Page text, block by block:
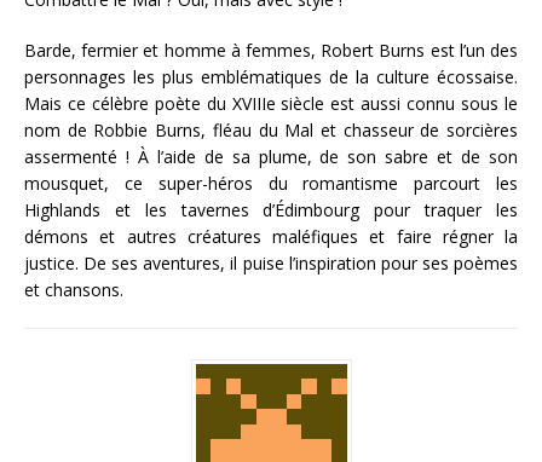
Barde, fermier et homme à femmes, Robert Burns est l’un des
personnages les plus emblématiques de la culture écossaise.
Mais ce célèbre poète du XVIIIe siècle est aussi connu sous le
nom de Robbie Burns, fléau du Mal et chasseur de sorcières
assermenté ! À l’aide de sa plume, de son sabre et de son
mousquet, ce super-héros du romantisme parcourt les
Highlands et les tavernes d’Édimbourg pour traquer les
démons et autres créatures maléfiques et faire régner la
justice. De ses aventures, il puise l’inspiration pour ses poèmes
et chansons.